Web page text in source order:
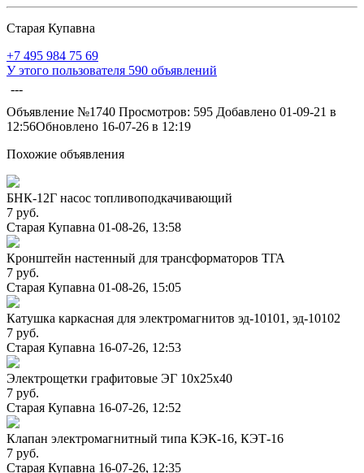
Старая Купавна
+7 495 984 75 69
У этого пользователя 590 объявлений
---
Объявление №1740 Просмотров: 595 Добавлено 01-09-21 в
12:56Обновлено 16-07-26 в 12:19
Похожие объявления
БНК-12Г насос топливоподкачивающий
7 руб.
Старая Купавна 01-08-26, 13:58
Кронштейн настенный для трансформаторов ТГА
7 руб.
Старая Купавна 01-08-26, 15:05
Катушка каркасная для электромагнитов эд-10101, эд-10102
7 руб.
Старая Купавна 16-07-26, 12:53
Электрощетки графитовые ЭГ 10х25х40
7 руб.
Старая Купавна 16-07-26, 12:52
Клапан электромагнитный типа КЭК-16, КЭТ-16
7 руб.
Старая Купавна 16-07-26, 12:35